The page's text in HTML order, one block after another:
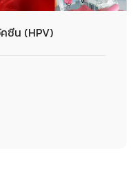
ซีน (HPV)